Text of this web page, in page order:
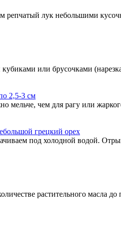
репчатый лук небольшими
или брусочками
мельче, чем для рагу или
под холодной водой.
растительного масла